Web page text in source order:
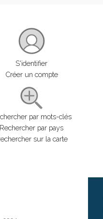
S'identifier
Créer un compte
par mots-clés
Rechercher par pays
sur la carte